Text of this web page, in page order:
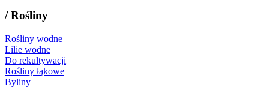
/Rośliny
Rośliny wodne
Lilie wodne
Do rekultywacji
Rośliny łąkowe
Byliny